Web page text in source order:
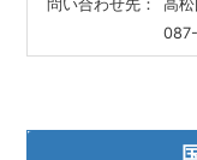
問い合わせ先：
高